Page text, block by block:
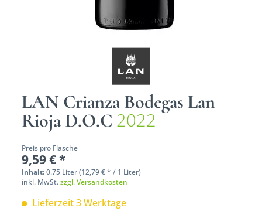
LAN Crianza Bodegas Lan
Rioja D.O.C 2022
Preis pro Flasche
9,59 € *
Inhalt:0.75 Liter (12,79 € * / 1 Liter)
inkl. MwSt.zzgl. Versandkosten
Lieferzeit 3 Werktage